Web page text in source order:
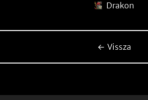
Drakon
← Vissza